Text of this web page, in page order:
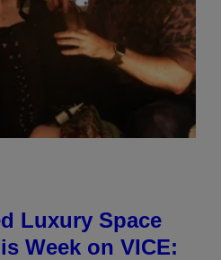
Luxury Space
Week on VICE: